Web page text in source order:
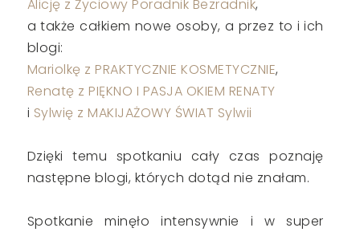
Alicję z Życiowy Poradnik Bezradnik,
a także całkiem nowe osoby, a przez to i ich
blogi:
Mariolkę z PRAKTYCZNIE KOSMETYCZNIE,
Renatę z PIĘKNO I PASJA OKIEM RENATY
i Sylwię z MAKIJAŻOWY ŚWIAT Sylwii
Dzięki temu spotkaniu cały czas poznaję
następne blogi, których dotąd nie znałam.
Spotkanie minęło intensywnie i w super